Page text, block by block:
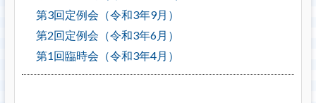
第3回定例会（令和3年9月）
第2回定例会（令和3年6月）
第1回臨時会（令和3年4月）